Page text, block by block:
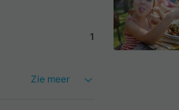
1
Zie meer